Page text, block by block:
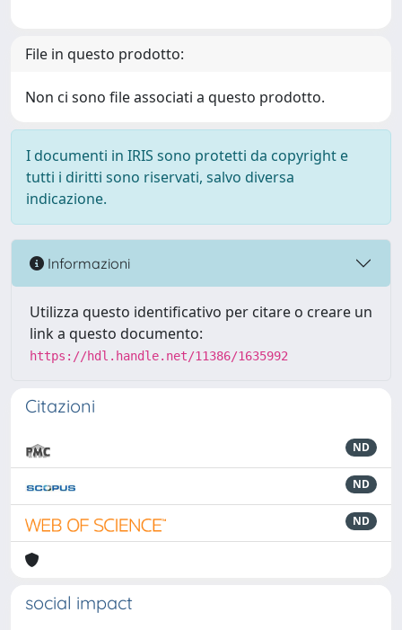
File in questo prodotto:
Non ci sono file associati a questo prodotto.
I documenti in IRIS sono protetti da copyright e
tutti i diritti sono riservati, salvo diversa
indicazione.
Informazioni
Utilizza questo identificativo per citare o creare un
link a questo documento:
https://hdl.handle.net/11386/1635992
Citazioni
ND
ND
ND
social impact